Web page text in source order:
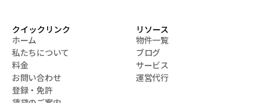
クイックリンク
ホーム
ホーム
私たちについて
私たちについて
料金
料金
お問い合わせ
お問い合わせ
登録・免許
リソース
物件一覧
物件一覧
ブログ
ブログ
サービス
サービス
運営代行